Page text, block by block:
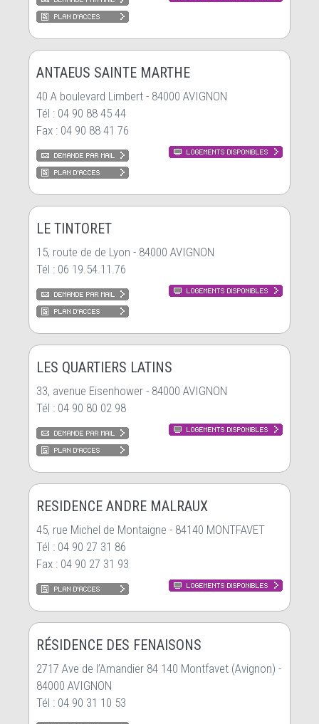
ANTAEUS SAINTE MARTHE
40 A boulevard Limbert - 84000 AVIGNON
Tél : 04 90 88 45 44
Fax : 04 90 88 41 76
LE TINTORET
15, route de de Lyon - 84000 AVIGNON
Tél : 06 19.54.11.76
LES QUARTIERS LATINS
33, avenue Eisenhower - 84000 AVIGNON
Tél : 04 90 80 02 98
RESIDENCE ANDRE MALRAUX
45, rue Michel de Montaigne - 84140 MONTFAVET
Tél : 04 90 27 31 86
Fax : 04 90 27 31 93
RÉSIDENCE DES FENAISONS
2717 Ave de l’Amandier 84 140 Montfavet (Avignon) -
84000 AVIGNON
Tél : 04 90 31 10 53